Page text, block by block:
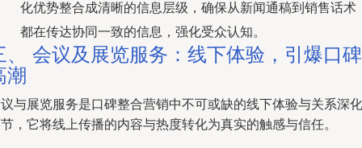
化优势整合成清晰的信息层级，确保从新闻通稿到销售话术
都在传达协同一致的信息，强化受众认知。
、 会议及展览服务：线下体验，引爆口碑
潮
与展览服务是口碑整合营销中不可或缺的线下体验与关系深化
，它将线上传播的内容与热度转化为真实的触感与信任。